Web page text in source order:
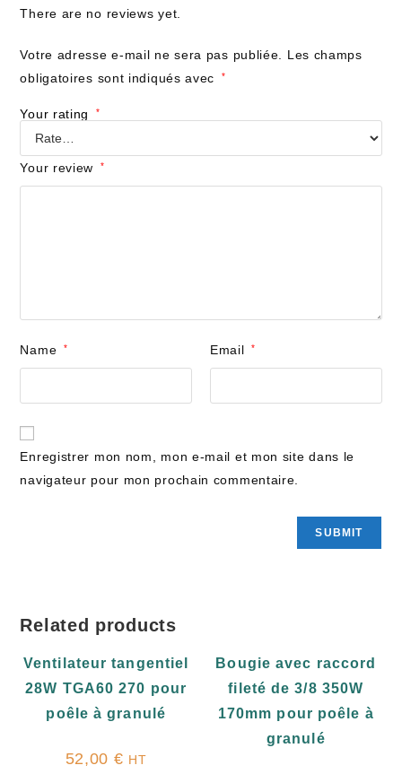
There are no reviews yet.
Votre adresse e-mail ne sera pas publiée.
Les champs
obligatoires sont indiqués avec
*
Your rating *
Your review *
Name * Email *
Enregistrer mon nom, mon e-mail et mon site dans le
navigateur pour mon prochain commentaire.
Related products
Ventilateur tangentiel
28W TGA60 270 pour
poêle à granulé
52,00 € HT
Bougie avec raccord
fileté de 3/8 350W
170mm pour poêle à
granulé